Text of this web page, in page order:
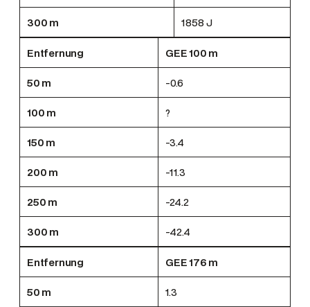
300 m 1858 J
Entfernung GEE 100 m
50 m -0.6
100 m ?
150 m -3.4
200 m -11.3
250 m -24.2
300 m -42.4
Entfernung GEE 176 m
50 m 1.3